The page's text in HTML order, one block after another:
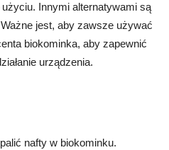
Innymi alternatywami są
jest, aby zawsze używać
biokominka, aby zapewnić
urządzenia.
nafty w biokominku.